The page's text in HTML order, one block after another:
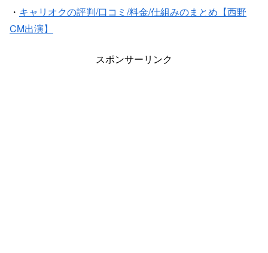
・ キャリオクの評判/口コミ/料金/仕組みのまとめ【西野
CM出演】
スポンサーリンク